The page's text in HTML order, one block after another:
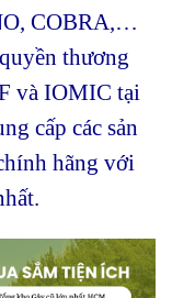
COBRA,…
thương
và IOMIC tại
cấp các sản
hãng với